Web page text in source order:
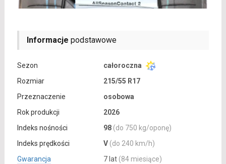
Informacje podstawowe
Sezon
całoroczna
Rozmiar
215/55 R17
Przeznaczenie
osobowa
Rok produkcji
2026
Indeks nośności
98 (do 750 kg/oponę)
Indeks prędkości
V (do 240 km/h)
Gwarancja
7 lat (84 miesiące)